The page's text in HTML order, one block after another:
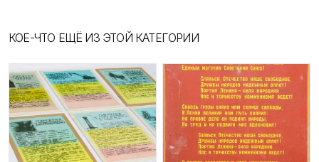
КОЕ-ЧТО ЕЩЁ ИЗ ЭТОЙ КАТЕГОРИИ